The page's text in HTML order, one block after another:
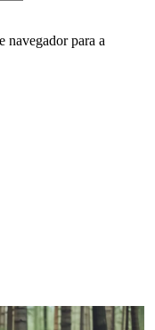
navegador para a